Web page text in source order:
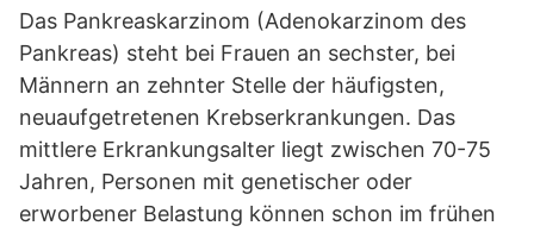
Das Pankreaskarzinom (Adenokarzinom des
Pankreas) steht bei Frauen an sechster, bei
Männern an zehnter Stelle der häufigsten,
neuaufgetretenen Krebserkrankungen. Das
mittlere Erkrankungsalter liegt zwischen 70-75
Jahren, Personen mit genetischer oder
erworbener Belastung können schon im frühen